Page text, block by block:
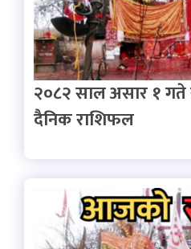
२०८२ साल असार १
दैनिक राशिफल